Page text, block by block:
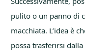
pulito o un panno di
macchiata. L’idea è
possa trasferirsi